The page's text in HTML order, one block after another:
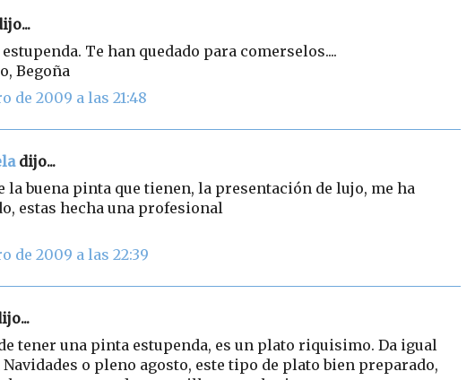
Te han quedado para comerselos....
Begoña
de 2009 a las 21:48
dijo...
la buena pinta que tienen, la presentación de lujo, me ha
estas hecha una profesional
de 2009 a las 22:39
tener una pinta estupenda, es un plato riquisimo. Da igual
Navidades o pleno agosto, este tipo de plato bien preparado,